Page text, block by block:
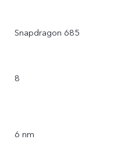
Snapdragon 685
8
6 nm